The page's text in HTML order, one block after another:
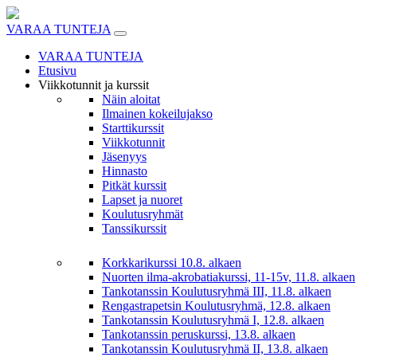
Skip
to
VARAA TUNTEJA
VARAA TUNTEJA
Etusivu
Viikkotunnit ja kurssit
Näin aloitat
Ilmainen kokeilujakso
Starttikurssit
Viikkotunnit
Jäsenyys
Hinnasto
Pitkät kurssit
Lapset ja nuoret
Koulutusryhmät
Tanssikurssit
Korkkarikurssi 10.8. alkaen
Nuorten ilma-akrobatiakurssi, 11-15v, 11.8. alkaen
Tankotanssin Koulutusryhmä III, 11.8. alkaen
Rengastrapetsin Koulutusryhmä, 12.8. alkaen
Tankotanssin Koulutusryhmä I, 12.8. alkaen
Tankotanssin peruskurssi, 13.8. alkaen
Tankotanssin Koulutusryhmä II, 13.8. alkaen